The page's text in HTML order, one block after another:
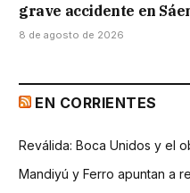
grave accidente en
8 de agosto de 2026
EN CORRIENTES
Reválida: Boca Unidos y el
Mandiyú y Ferro apuntan a